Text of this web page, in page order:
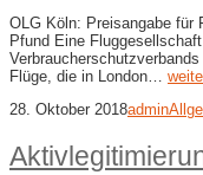
OLG Köln: Preisangabe für
Pfund Eine
Flüge, die in London…
28. Oktober 2018admin